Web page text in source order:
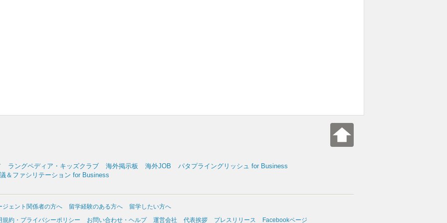
ラングペディア・キッズクラブ 海外掲示板 海外JOB
パタプライングリッシュ for Business
＆ファシリテーション for Business
ジェント関係者の方へ 留学経験のある方へ
留学したい方へ
規約・プライバシーポリシー
お問い合わせ・ヘルプ 運営会社 代表挨拶 プレスリリース Facebookページ